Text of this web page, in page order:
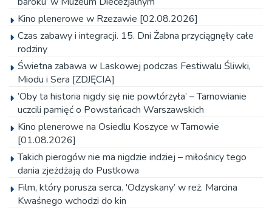
Kino plenerowe w Rzezawie [02.08.2026]
Czas zabawy i integracji. 15. Dni Żabna przyciągnęły całe
rodziny
Świetna zabawa w Laskowej podczas Festiwalu Śliwki,
Miodu i Sera [ZDJĘCIA]
’Oby ta historia nigdy się nie powtórzyła’ – Tarnowianie
uczcili pamięć o Powstańcach Warszawskich
Kino plenerowe na Osiedlu Koszyce w Tarnowie
[01.08.2026]
Takich pierogów nie ma nigdzie indziej – miłośnicy tego
dania zjeżdżają do Pustkowa
Film, który porusza serca. 'Odzyskany’ w reż. Marcina
Kwaśnego wchodzi do kin